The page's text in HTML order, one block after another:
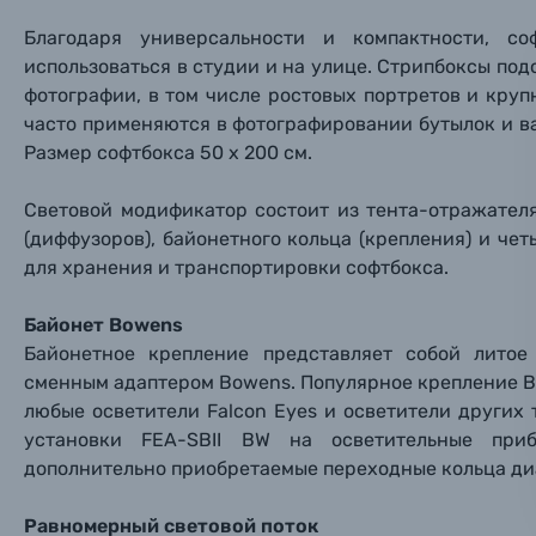
Тема
Тема
Вспышки для фотоаппаратов
Аксессуары для фото и видеокамер
Электроника
Материалы
Осветительное оборудование
Фоторамки
Фотоальбомы
Заказ
Вами с
Имя*
Нажимая
Благодаря универсальности и компактности,
использоваться в студии и на улице. Стрипбоксы
фотографии, в том числе ростовых портретов и
часто применяются в фотографировании бутылок и
Размер софтбокса 50 х 200 см.
Световой модификатор состоит из тента-
(диффузоров), байонетного кольца (крепления) и
для хранения и транспортировки софтбокса.
Байонет Bowens
Байонетное крепление представляет собой
сменным адаптером Bowens. Популярное крепление
любые осветители Falcon Eyes и осветители
установки FEA-SBII BW на осветительные
дополнительно приобретаемые переходные кольца
Равномерный световой поток
Тема